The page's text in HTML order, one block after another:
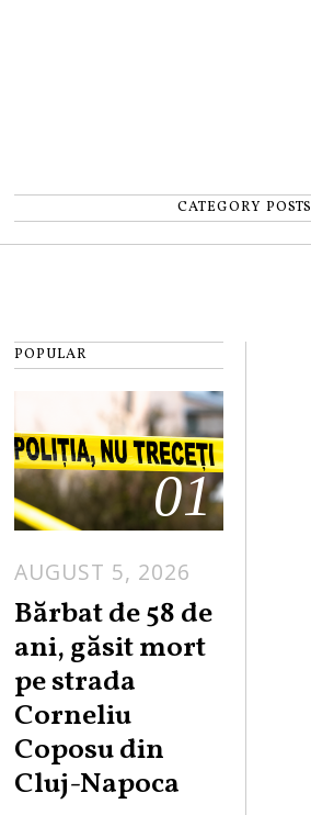
CATEGORY POSTS
POPULAR
01
AUGUST 5, 2026
Bărbat de 58 de
ani, găsit mort
pe strada
Corneliu
Coposu din
Cluj-Napoca